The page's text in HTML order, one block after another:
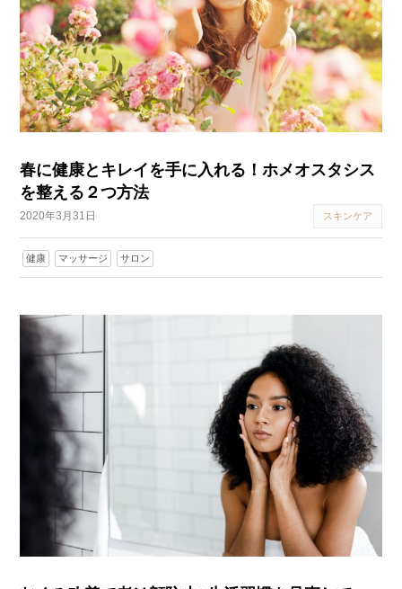
春に健康とキレイを手に入れる！ホメオスタシス
を整える２つ方法
2020年3月31日 スキンケア
健康 マッサージ サロン